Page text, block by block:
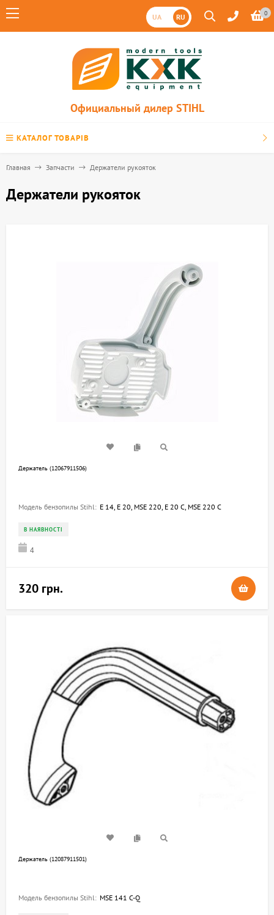
UA RU 0
Официальный дилер STIHL
КАТАЛОГ ТОВАРІВ
Главная Запчасти Держатели рукояток
Держатели рукояток
Держатель (12067911506)
Модель бензопилы Stihl: E 14, E 20, MSE 220, E 20 C, MSE 220 C
В НАЯВНОСТІ
4
320 грн.
Держатель (12087911501)
Модель бензопилы Stihl: MSE 141 C-Q